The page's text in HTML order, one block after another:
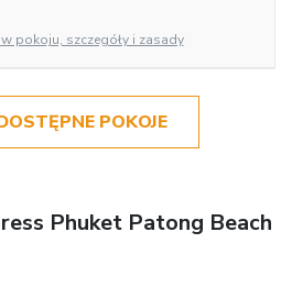
pokoju, szczegóły i zasady
POKOJE
Phuket Patong Beach